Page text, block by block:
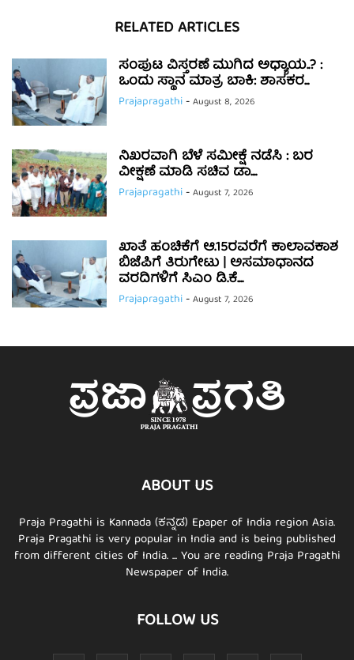
RELATED ARTICLES
ಸಂಪುಟ ವಿಸ್ತರಣೆ ಮುಗಿದ ಅಧ್ಯಾಯ..? :
ಒಂದು ಸ್ಥಾನ ಮಾತ್ರ ಬಾಕಿ: ಶಾಸಕರ...
Prajapragathi-August 8, 2026
ನಿಖರವಾಗಿ ಬೆಳೆ ಸಮೀಕ್ಷೆ ನಡೆಸಿ : ಬರ
ವೀಕ್ಷಣೆ ಮಾಡಿ ಸಚಿವ ಡಾ....
Prajapragathi-August 7, 2026
ಖಾತೆ ಹಂಚಿಕೆಗೆ ಆ.15ರವರೆಗೆ ಕಾಲಾವಕಾಶ
ಬಿಜೆಪಿಗೆ ತಿರುಗೇಟು | ಅಸಮಾಧಾನದ
ವರದಿಗಳಿಗೆ ಸಿಎಂ ಡಿ.ಕೆ....
Prajapragathi-August 7, 2026
ABOUT US
Praja Pragathi is Kannada (ಕನ್ನಡ) Epaper of India region Asia.
Praja Pragathi is very popular in India and is being published
from different cities of India. ... You are reading Praja Pragathi
Newspaper of India.
FOLLOW US